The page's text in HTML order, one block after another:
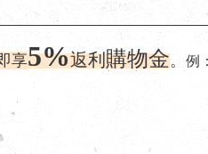
購物金。例：購物100元即